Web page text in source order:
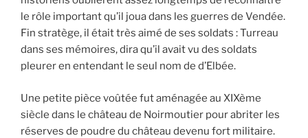
le rôle important qu’il joua dans les guerres de Vendée.
Fin stratège, il était très aimé de ses soldats : Turreau
dans ses mémoires, dira qu’il avait vu des soldats
pleurer en entendant le seul nom de d’Elbée.
Une petite pièce voûtée fut aménagée au XIXème
siècle dans le château de Noirmoutier pour abriter les
réserves de poudre du château devenu fort militaire.